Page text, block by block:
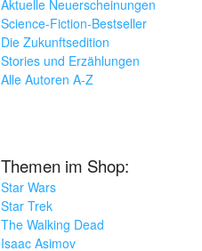
Aktuelle Neuerscheinungen
Science-Fiction-Bestseller
Die Zukunftsedition
Stories und Erzählungen
Alle Autoren A-Z
Themen im Shop:
Star Wars
Star Trek
The Walking Dead
Isaac Asimov